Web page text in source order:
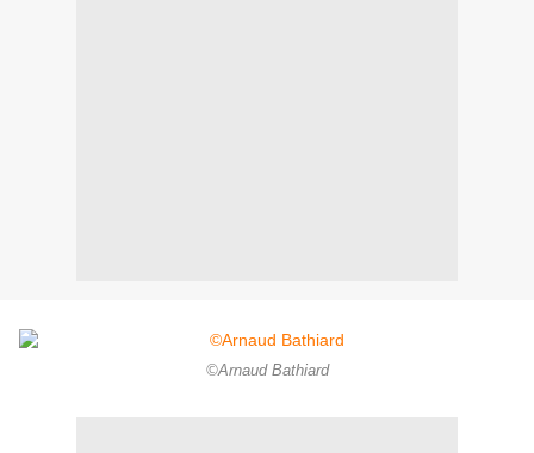
©Arnaud Bathiard